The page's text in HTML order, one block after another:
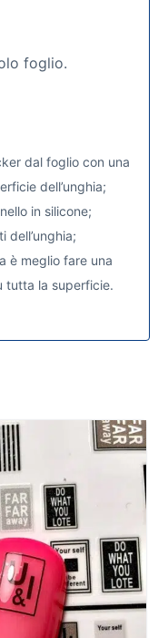
foglio.
dal foglio con una
dell’unghia;
in silicone;
dell’unghia;
è meglio fare una
tutta la superficie.